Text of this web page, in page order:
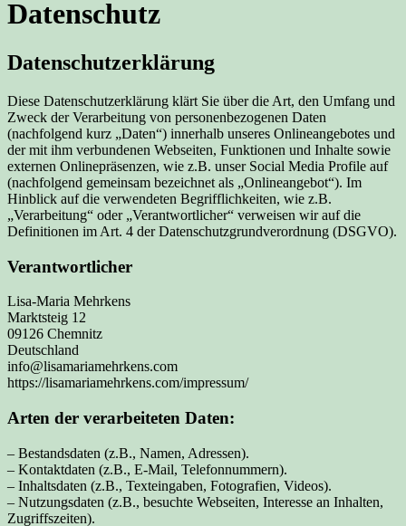
Datenschutz
Datenschutzerklärung
Diese Datenschutzerklärung klärt Sie über die Art, den Umfang und
Zweck der Verarbeitung von personenbezogenen Daten
(nachfolgend kurz „Daten“) innerhalb unseres Onlineangebotes und
der mit ihm verbundenen Webseiten, Funktionen und Inhalte sowie
externen Onlinepräsenzen, wie z.B. unser Social Media Profile auf
(nachfolgend gemeinsam bezeichnet als „Onlineangebot“). Im
Hinblick auf die verwendeten Begrifflichkeiten, wie z.B.
„Verarbeitung“ oder „Verantwortlicher“ verweisen wir auf die
Definitionen im Art. 4 der Datenschutzgrundverordnung (DSGVO).
Verantwortlicher
Lisa-Maria Mehrkens
Marktsteig 12
09126 Chemnitz
Deutschland
info@lisamariamehrkens.com
https://lisamariamehrkens.com/impressum/
Arten der verarbeiteten Daten:
– Bestandsdaten (z.B., Namen, Adressen).
– Kontaktdaten (z.B., E-Mail, Telefonnummern).
– Inhaltsdaten (z.B., Texteingaben, Fotografien, Videos).
– Nutzungsdaten (z.B., besuchte Webseiten, Interesse an Inhalten,
Zugriffszeiten).